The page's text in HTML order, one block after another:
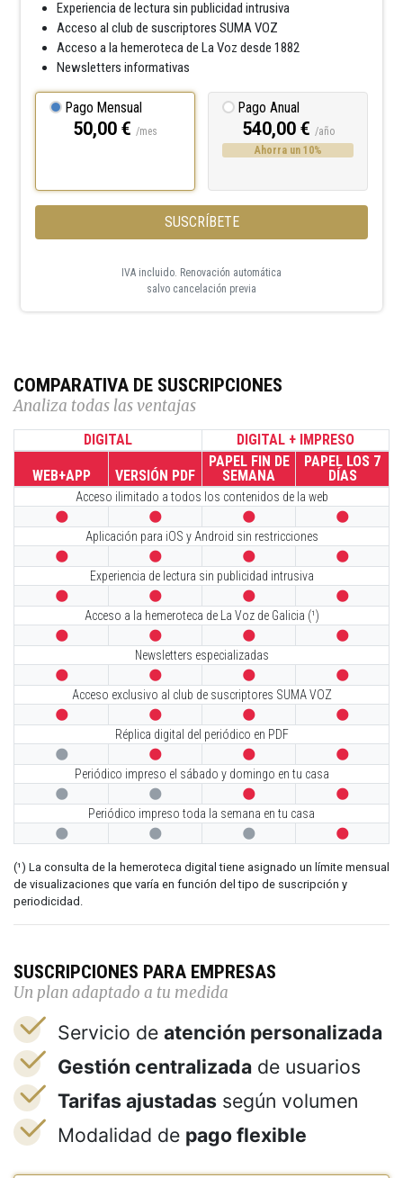
Experiencia de lectura sin publicidad intrusiva
Acceso al club de suscriptores SUMA VOZ
Acceso a la hemeroteca de La Voz desde 1882
Newsletters informativas
Pago Mensual
50,00 € /mes
Pago Anual
540,00 € /año
Ahorra un 10%
SUSCRÍBETE
IVA incluido. Renovación automática
salvo cancelación previa
COMPARATIVA DE SUSCRIPCIONES
Analiza todas las ventajas
DIGITAL DIGITAL + IMPRESO
WEB+APP VERSIÓN PDF
PAPEL FIN DE
SEMANA
PAPEL LOS 7
DÍAS
Acceso ilimitado a todos los contenidos de la web
   
Aplicación para iOS y Android sin restricciones
   
Experiencia de lectura sin publicidad intrusiva
   
Acceso a la hemeroteca de La Voz de Galicia (¹)
   
Newsletters especializadas
   
Acceso exclusivo al club de suscriptores SUMA VOZ
   
Réplica digital del periódico en PDF
   
Periódico impreso el sábado y domingo en tu casa
   
Periódico impreso toda la semana en tu casa
   
(¹) La consulta de la hemeroteca digital tiene asignado un límite mensual
de visualizaciones que varía en función del tipo de suscripción y
periodicidad.
SUSCRIPCIONES PARA EMPRESAS
Un plan adaptado a tu medida
Servicio de atención personalizada
Gestión centralizada de usuarios
Tarifas ajustadas según volumen
Modalidad de pago flexible